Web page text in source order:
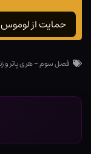
حمایت از لوموس
فصل سوم - هری پاتر و